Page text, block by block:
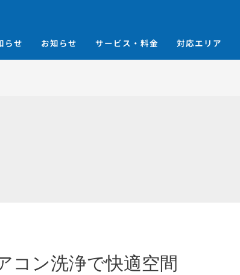
らせ お知らせ サービス・料金 対応エリア
コン洗浄で快適空間